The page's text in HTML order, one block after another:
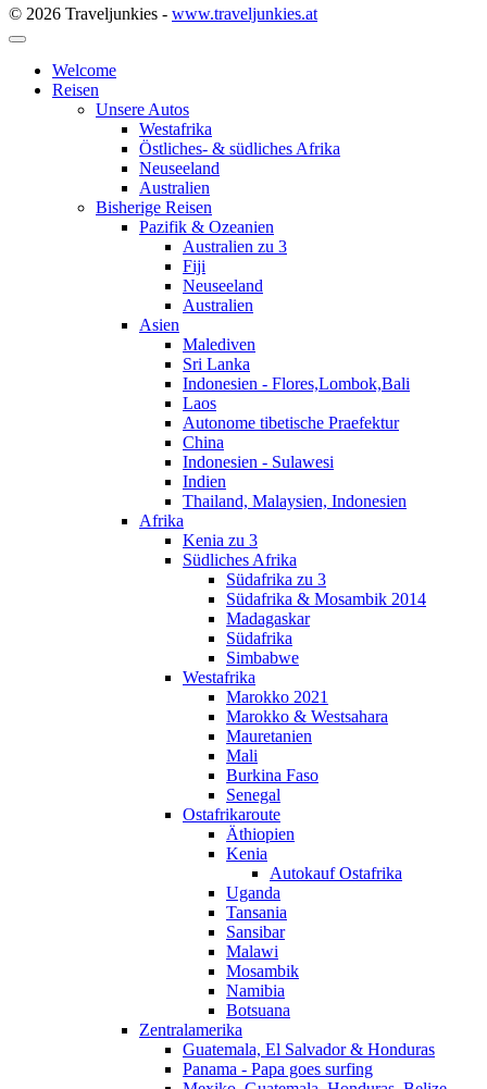
© 2026 Traveljunkies - www.traveljunkies.at
Welcome
Reisen
Unsere Autos
Westafrika
Östliches- & südliches Afrika
Neuseeland
Australien
Bisherige Reisen
Pazifik & Ozeanien
Australien zu 3
Fiji
Neuseeland
Australien
Asien
Malediven
Sri Lanka
Indonesien - Flores,Lombok,Bali
Laos
Autonome tibetische Praefektur
China
Indonesien - Sulawesi
Indien
Thailand, Malaysien, Indonesien
Afrika
Kenia zu 3
Südliches Afrika
Südafrika zu 3
Südafrika & Mosambik 2014
Madagaskar
Südafrika
Simbabwe
Westafrika
Marokko 2021
Marokko & Westsahara
Mauretanien
Mali
Burkina Faso
Senegal
Ostafrikaroute
Äthiopien
Kenia
Autokauf Ostafrika
Uganda
Tansania
Sansibar
Malawi
Mosambik
Namibia
Botsuana
Zentralamerika
Guatemala, El Salvador & Honduras
Panama - Papa goes surfing